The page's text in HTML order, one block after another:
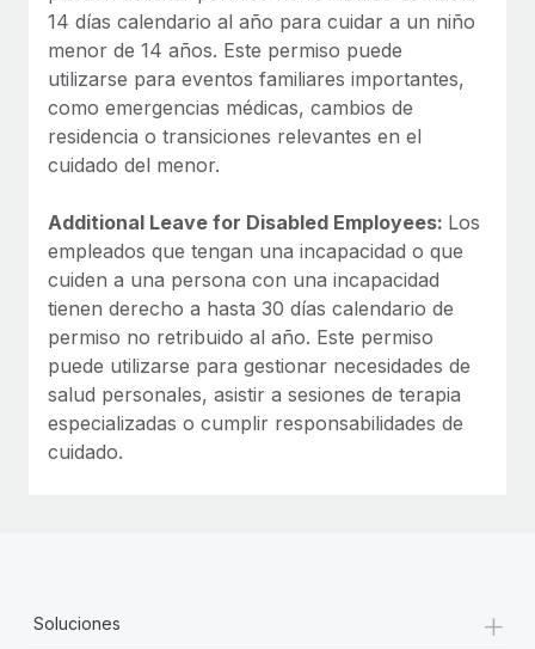
14 días calendario al año para cuidar a un niño
menor de 14 años. Este permiso puede
utilizarse para eventos familiares importantes,
como emergencias médicas, cambios de
residencia o transiciones relevantes en el
cuidado del menor.
Additional Leave for Disabled Employees: Los
empleados que tengan una incapacidad o que
cuiden a una persona con una incapacidad
tienen derecho a hasta 30 días calendario de
permiso no retribuido al año. Este permiso
puede utilizarse para gestionar necesidades de
salud personales, asistir a sesiones de terapia
especializadas o cumplir responsabilidades de
cuidado.
Soluciones +